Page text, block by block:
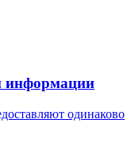
информации
одинаково